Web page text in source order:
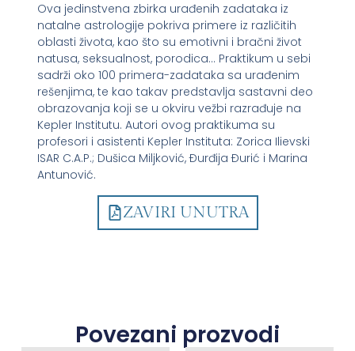
Ova jedinstvena zbirka urađenih zadataka iz
natalne astrologije pokriva primere iz različitih
oblasti života, kao što su emotivni i bračni život
natusa, seksualnost, porodica… Praktikum u sebi
sadrži oko 100 primera-zadataka sa urađenim
rešenjima, te kao takav predstavlja sastavni deo
obrazovanja koji se u okviru vežbi razrađuje na
Kepler Institutu. Autori ovog praktikuma su
profesori i asistenti Kepler Instituta: Zorica Ilievski
ISAR C.A.P.; Dušica Miljković, Ðurđija Ðurić i Marina
Antunović.
ZAVIRI UNUTRA
Povezani prozvodi